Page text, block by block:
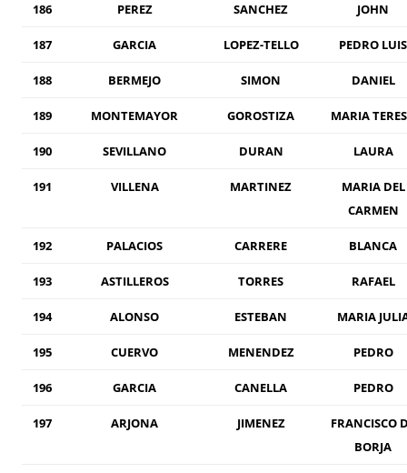
186 PEREZ SANCHEZ JOHN
187 GARCIA LOPEZ-TELLO PEDRO LUIS
188 BERMEJO SIMON DANIEL
189 MONTEMAYOR GOROSTIZA MARIA
190 SEVILLANO DURAN LAURA
191 VILLENA MARTINEZ
MARIA DEL
CARMEN
192 PALACIOS CARRERE BLANCA
193 ASTILLEROS TORRES RAFAEL
194 ALONSO ESTEBAN MARIA
195 CUERVO MENENDEZ PEDRO
196 GARCIA CANELLA PEDRO
197 ARJONA JIMENEZ
FRANCISCO
BORJA